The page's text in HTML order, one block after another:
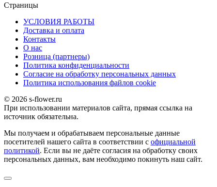
Страницы
УСЛОВИЯ РАБОТЫ
Доставка и оплата
Контакты
О наc
Розница (партнеры)
Политика конфиденциальности
Согласие на обработку персональных данных
Политика использования файлов сookie
© 2026 s-flower.ru
При использовании материалов сайта, прямая ссылка на
источник обязательна.
Мы получаем и обрабатываем персональные данные
посетителей нашего сайта в соответствии с официальной
политикой. Если вы не даёте согласия на обработку своих
персональных данных, вам необходимо покинуть наш сайт.